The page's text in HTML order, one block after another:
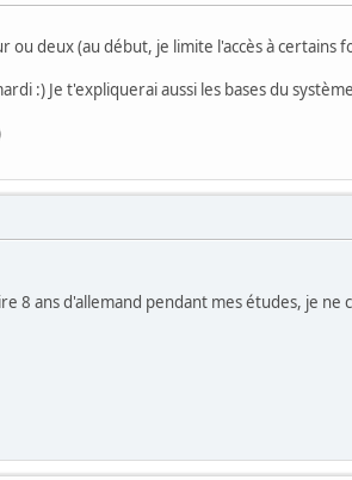
deux (au début, je limite l'accès à certains
:) Je t'expliquerai aussi les bases du
8 ans d'allemand pendant mes études, je ne